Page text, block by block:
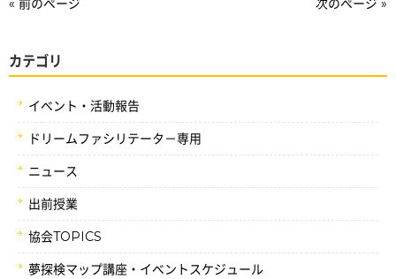
« 前のページ 次のページ »
カテゴリ
イベント・活動報告
ドリームファシリテータ－専用
ニュース
出前授業
協会TOPICS
夢探検マップ講座・イベントスケジュール